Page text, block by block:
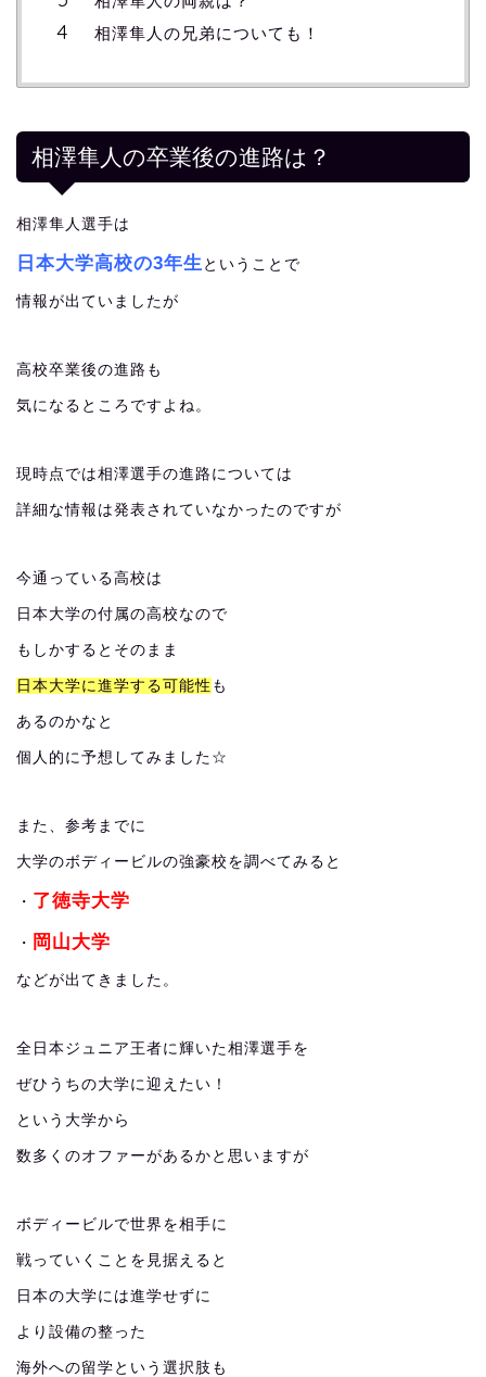
相澤隼人の兄弟についても！
相澤隼人の卒業後の進路は？
相澤隼人選手は
日本大学高校の3年生 ということで
情報が出ていましたが
高校卒業後の進路も
気になるところですよね。
現時点では相澤選手の進路については
詳細な情報は発表されていなかったのですが
今通っている高校は
日本大学の付属の高校なので
もしかするとそのまま
日本大学に進学する可能性 も
あるのかなと
個人的に予想してみました☆
また、参考までに
大学のボディービルの強豪校を調べてみると
・ 了徳寺大学
・ 岡山大学
などが出てきました。
全日本ジュニア王者に輝いた相澤選手を
ぜひうちの大学に迎えたい！
という大学から
数多くのオファーがあるかと思いますが
ボディービルで世界を相手に
戦っていくことを見据えると
日本の大学には進学せずに
より設備の整った
海外への留学という選択肢も